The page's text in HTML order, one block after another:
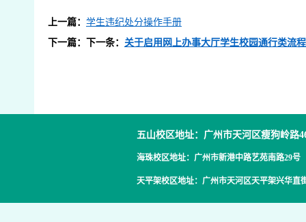
上一篇： 学生违纪处分操作手册
下一篇：下一条： 关于启用网上办事大厅学生校园通行类流
五山校区地址：广州市天河区瘦狗岭
海珠校区地址：广州市新港中路艺苑南路29号
天平架校区地址：广州市天河区天平架兴华直